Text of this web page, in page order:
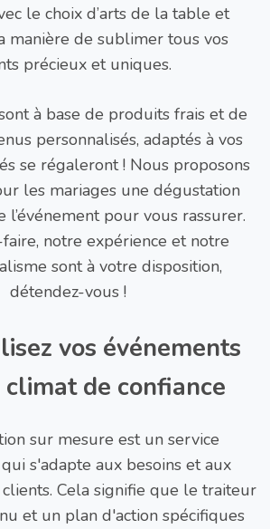
le choix d’arts de la table et
manière de sublimer tous vos
précieux et uniques.
à base de produits frais et de
personnalisés, adaptés à vos
se régaleront ! Nous proposons
les mariages une dégustation
l’événement pour vous rassurer.
notre expérience et notre
sont à votre disposition,
détendez-vous !
vos événements
climat de confiance
sur mesure est un service
s'adapte aux besoins et aux
Cela signifie que le traiteur
et un plan d'action spécifiques